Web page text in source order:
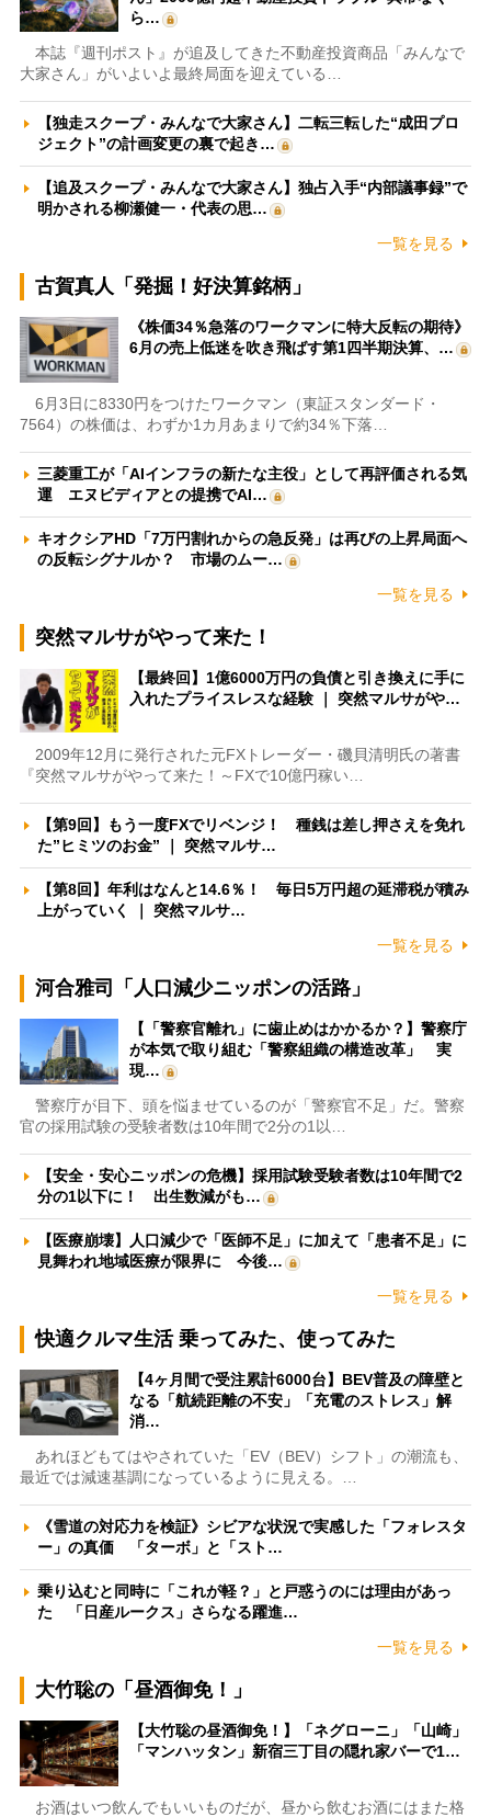
ら…
本誌『週刊ポスト』が追及してきた不動産投資商品「みんなで
大家さん」がいよいよ最終局面を迎えている…
【独走スクープ・みんなで大家さん】二転三転した“成田プロ
ジェクト”の計画変更の裏で起き…
【追及スクープ・みんなで大家さん】独占入手“内部議事録”で
明かされる柳瀬健一・代表の思…
一覧を見る
古賀真人「発掘！好決算銘柄」
《株価34％急落のワークマンに特大反転の期待》
6月の売上低迷を吹き飛ばす第1四半期決算、…
6月3日に8330円をつけたワークマン（東証スタンダード・
7564）の株価は、わずか1カ月あまりで約34％下落…
三菱重工が「AIインフラの新たな主役」として再評価される気
運 エヌビディアとの提携でAI…
キオクシアHD「7万円割れからの急反発」は再びの上昇局面へ
の反転シグナルか？ 市場のムー…
一覧を見る
突然マルサがやって来た！
【最終回】1億6000万円の負債と引き換えに手に
入れたプライスレスな経験 ｜ 突然マルサがや…
2009年12月に発行された元FXトレーダー・磯貝清明氏の著書
『突然マルサがやって来た！～FXで10億円稼い…
【第9回】もう一度FXでリベンジ！ 種銭は差し押さえを免れ
た”ヒミツのお金” ｜ 突然マルサ…
【第8回】年利はなんと14.6％！ 毎日5万円超の延滞税が積み
上がっていく ｜ 突然マルサ…
一覧を見る
河合雅司「人口減少ニッポンの活路」
【「警察官離れ」に歯止めはかかるか？】警察庁
が本気で取り組む「警察組織の構造改革」 実
現…
警察庁が目下、頭を悩ませているのが「警察官不足」だ。警察
官の採用試験の受験者数は10年間で2分の1以…
【安全・安心ニッポンの危機】採用試験受験者数は10年間で2
分の1以下に！ 出生数減がも…
【医療崩壊】人口減少で「医師不足」に加えて「患者不足」に
見舞われ地域医療が限界に 今後…
一覧を見る
快適クルマ生活 乗ってみた、使ってみた
【4ヶ月間で受注累計6000台】BEV普及の障壁と
なる「航続距離の不安」「充電のストレス」解
消…
あれほどもてはやされていた「EV（BEV）シフト」の潮流も、
最近では減速基調になっているように見える。…
《雪道の対応力を検証》シビアな状況で実感した「フォレスタ
ー」の真価 「ターボ」と「スト…
乗り込むと同時に「これが軽？」と戸惑うのには理由があっ
た 「日産ルークス」さらなる躍進…
一覧を見る
大竹聡の「昼酒御免！」
【大竹聡の昼酒御免！】「ネグローニ」「山崎」
「マンハッタン」新宿三丁目の隠れ家バーで1…
お酒はいつ飲んでもいいものだが、昼から飲むお酒にはまた格